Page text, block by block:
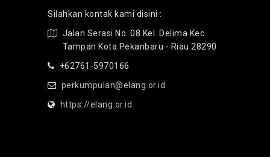
Silahkan kontak kami disini :
Jalan Serasi No. 08 Kel. Delima Kec.
Tampan Kota Pekanbaru - Riau 28290
+62761-5970166
perkumpulan@elang.or.id
https://elang.or.id